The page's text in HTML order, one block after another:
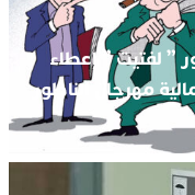
” لفتيت ” إعطاء
مهرجان الناظور